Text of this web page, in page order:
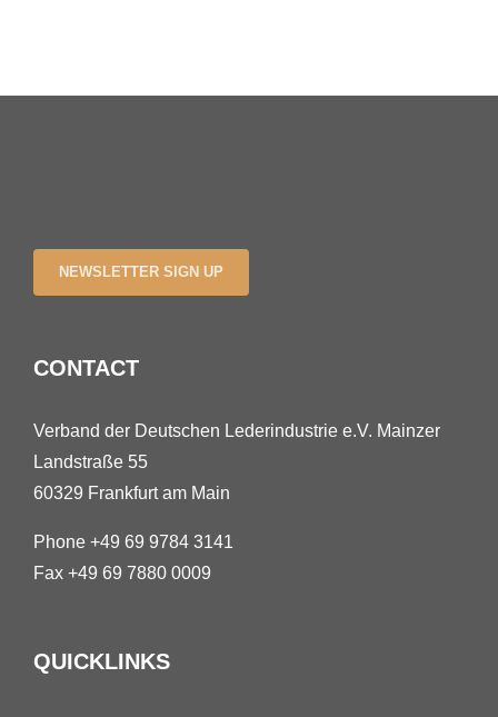
NEWSLETTER SIGN UP
CONTACT
Verband der Deutschen Lederindustrie e.V. Mainzer
Landstraße 55
60329 Frankfurt am Main
Phone +49 69 9784 3141
Fax +49 69 7880 0009
QUICKLINKS